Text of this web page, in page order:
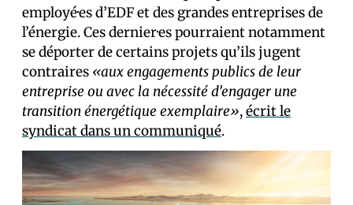
employé·es d’EDF et des grandes entreprises de
l’énergie. Ces dernier·es pourraient notamment
se déporter de certains projets qu’ils jugent
contraires «aux engagements publics de leur
entreprise ou avec la nécessité d’engager une
transition énergétique exemplaire»,écrit le
syndicat dans un communiqué.